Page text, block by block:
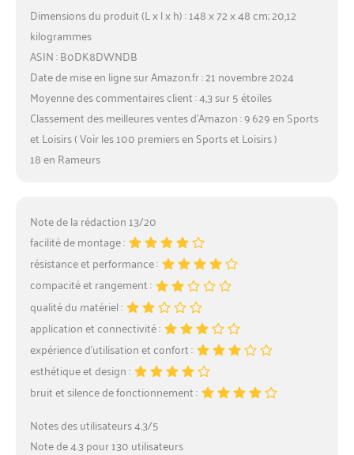
Dimensions du produit (L x l x h) : 148 x 72 x 48 cm; 20,12
kilogrammes
ASIN : B0DK8DWNDB
Date de mise en ligne sur Amazon.fr : 21 novembre 2024
Moyenne des commentaires client : 4,3 sur 5 étoiles
Classement des meilleures ventes d’Amazon : 9 629 en Sports
et Loisirs ( Voir les 100 premiers en Sports et Loisirs )
18 en Rameurs
Note de la rédaction 13/20
facilité de montage :
résistance et performance :
compacité et rangement :
qualité du matériel :
application et connectivité :
expérience d’utilisation et confort :
esthétique et design :
bruit et silence de fonctionnement :
Notes des utilisateurs 4.3/5
Note de 4.3 pour 130 utilisateurs